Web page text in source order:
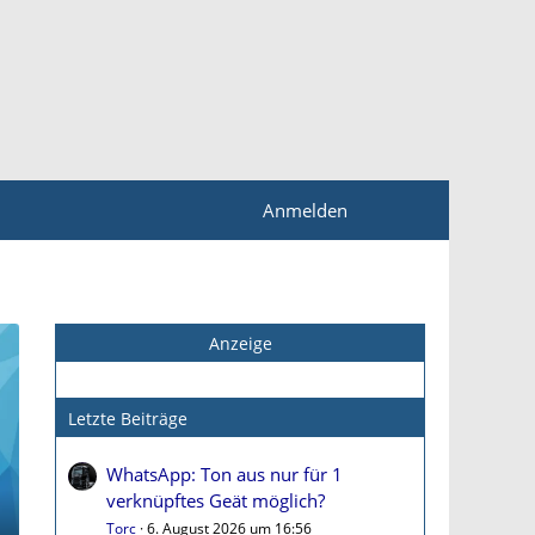
Anmelden
Anzeige
Letzte Beiträge
WhatsApp: Ton aus nur für 1
verknüpftes Geät möglich?
Torc 6. August 2026 um 16:56